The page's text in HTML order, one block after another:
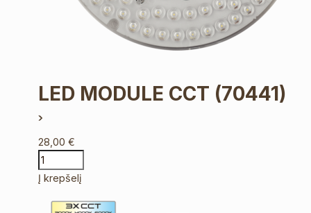
LED MODULE CCT (70441)
28,00€
Į krepšelį